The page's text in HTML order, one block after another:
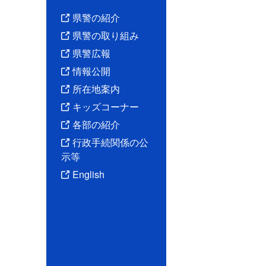
県警の紹介
県警の取り組み
県警広報
情報公開
所在地案内
キッズコーナー
各部の紹介
行政手続関係の公
示等
English